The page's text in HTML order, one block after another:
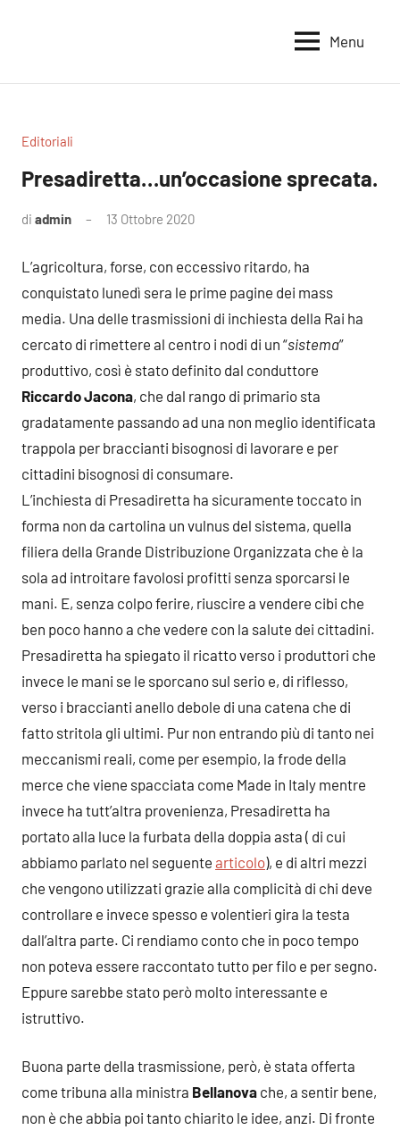
per
Terra
Sovranità
Menu
Editoriali
Presadiretta…un’occasione sprecata.
di admin 13 Ottobre 2020
L’agricoltura, forse, con eccessivo ritardo, ha
conquistato lunedì sera le prime pagine dei mass
media. Una delle trasmissioni di inchiesta della Rai ha
cercato di rimettere al centro i nodi di un “sistema”
produttivo, così è stato definito dal conduttore
Riccardo Jacona, che dal rango di primario sta
gradatamente passando ad una non meglio identificata
trappola per braccianti bisognosi di lavorare e per
cittadini bisognosi di consumare.
L’inchiesta di Presadiretta ha sicuramente toccato in
forma non da cartolina un vulnus del sistema, quella
filiera della Grande Distribuzione Organizzata che è la
sola ad introitare favolosi profitti senza sporcarsi le
mani. E, senza colpo ferire, riuscire a vendere cibi che
ben poco hanno a che vedere con la salute dei cittadini.
Presadiretta ha spiegato il ricatto verso i produttori che
invece le mani se le sporcano sul serio e, di riflesso,
verso i braccianti anello debole di una catena che di
fatto stritola gli ultimi. Pur non entrando più di tanto nei
meccanismi reali, come per esempio, la frode della
merce che viene spacciata come Made in Italy mentre
invece ha tutt’altra provenienza, Presadiretta ha
portato alla luce la furbata della doppia asta ( di cui
abbiamo parlato nel seguente articolo), e di altri mezzi
che vengono utilizzati grazie alla complicità di chi deve
controllare e invece spesso e volentieri gira la testa
dall’altra parte. Ci rendiamo conto che in poco tempo
non poteva essere raccontato tutto per filo e per segno.
Eppure sarebbe stato però molto interessante e
istruttivo.
Buona parte della trasmissione, però, è stata offerta
come tribuna alla ministra Bellanova che, a sentir bene,
non è che abbia poi tanto chiarito le idee, anzi. Di fronte